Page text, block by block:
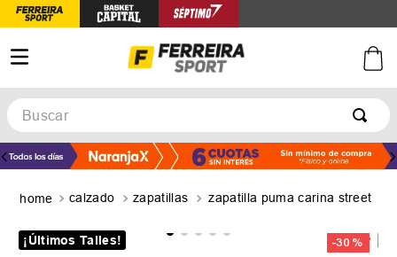
Buscar
TÉRMINOS MÁS BUSCADOS
3.
zapatillas mujer
calzado zapatillas zapatilla puma carina street
¡Últimos Talles! -30 %